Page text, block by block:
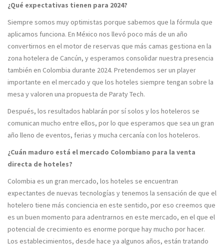
¿Qué expectativas tienen para 2024?
Siempre somos muy optimistas porque sabemos que la fórmula que
aplicamos funciona. En México nos llevó poco más de un año
convertirnos en el motor de reservas que más camas gestiona en la
zona hotelera de Cancún, y esperamos consolidar nuestra presencia
también en Colombia durante 2024. Pretendemos ser un player
importante en el mercado y que los hoteles siempre tengan sobre la
mesa y valoren una propuesta de Paraty Tech.
Después, los resultados hablarán por sí solos y los hoteleros se
comunican mucho entre ellos, por lo que esperamos que sea un gran
año lleno de eventos, ferias y mucha cercanía con los hoteleros.
¿Cuán maduro está el mercado Colombiano para la venta
directa de hoteles?
Colombia es un gran mercado, los hoteles se encuentran
expectantes de nuevas tecnologías y tenemos la sensación de que el
hotelero tiene más conciencia en este sentido, por eso creemos que
es un buen momento para adentrarnos en este mercado, en el que el
potencial de crecimiento es enorme porque hay mucho por hacer.
Los establecimientos, desde hace ya algunos años, están tratando